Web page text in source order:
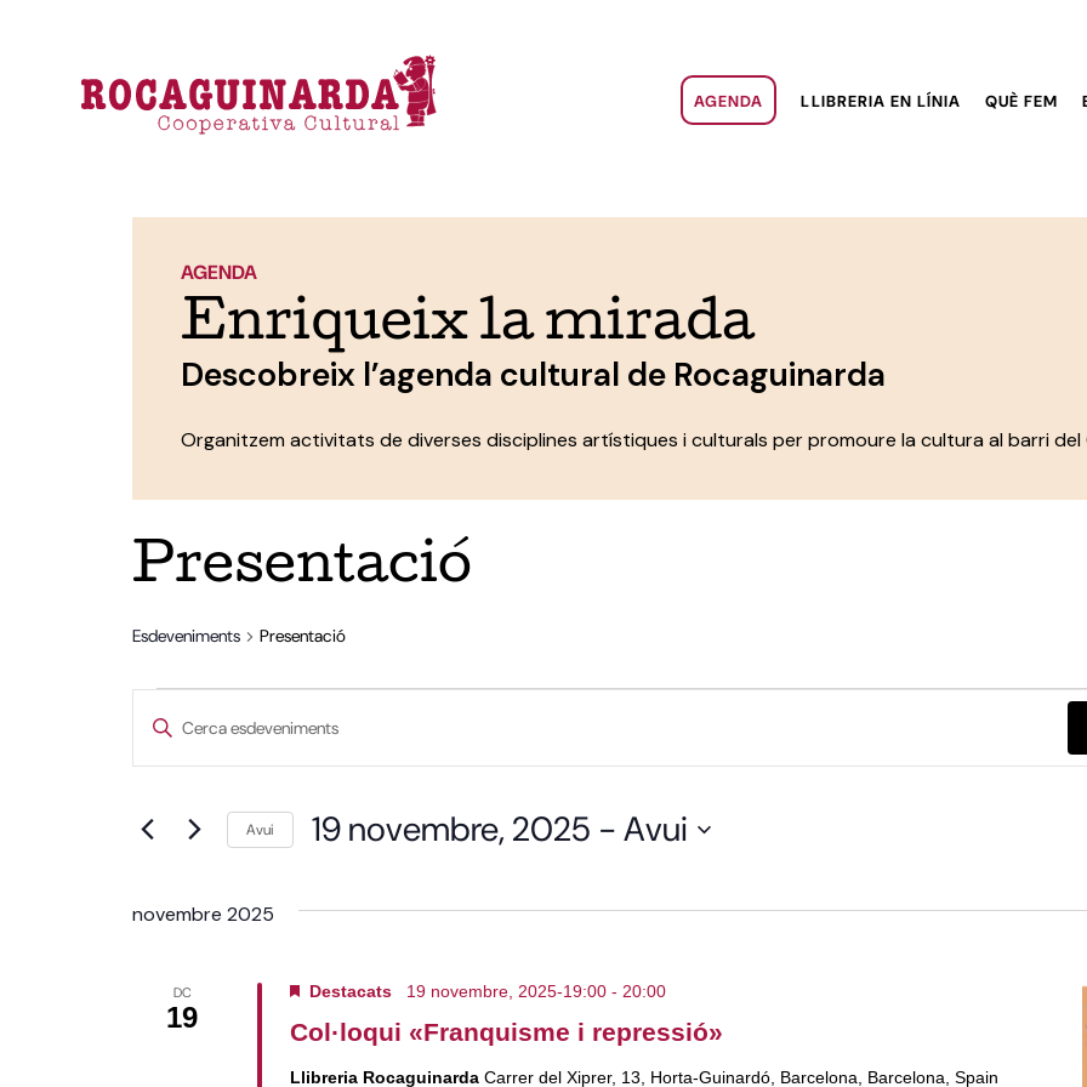
AGENDA LLIBRERIA EN LÍNIA QUÈ FEM
AGENDA
Enriqueix la mirada
Descobreix l’agenda cultural de Rocaguinarda
Organitzem activitats de diverses disciplines artístiques i culturals per promoure la cultura al barri del
Presentació
Esdeveniments Presentació
Esdeveniments
Navegació
visual
i
d'Esdeveniments
paraula
Cerqueu
paraula
clau. Avui 19 novembre, 2025 - Avui
novembre 2025
DC
19 Col·loqui «Franquisme i repressió»
Destacats 19 novembre, 2025-19:00 - 20:00
Llibreria RocaguinardaCarrer del Xiprer, 13, Horta-Guinardó, Barcelona, Barcelona, Spain